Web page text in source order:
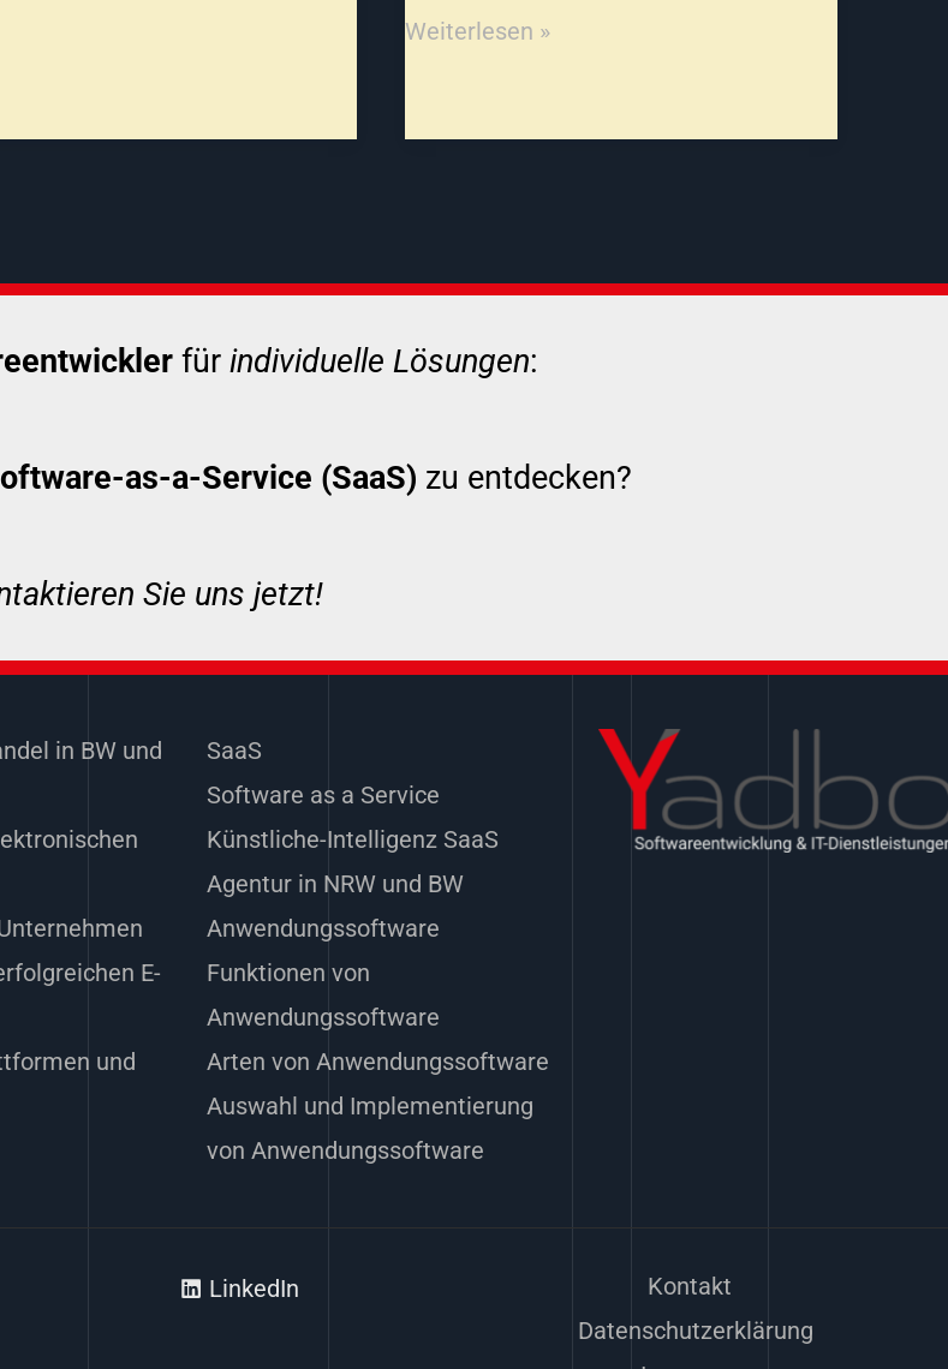
Weiterlesen »
für individuelle Lösungen:
as-a-Service (SaaS) zu entdecken?
Sie uns jetzt!
in BW und
E-
und
SaaS
Software as a Service
Künstliche-Intelligenz SaaS
Agentur in NRW und BW
Anwendungssoftware
Funktionen von
Anwendungssoftware
Arten von Anwendungssoftware
Auswahl und Implementierung
von Anwendungssoftware
LinkedIn
Kontakt
Datenschutzerklärung